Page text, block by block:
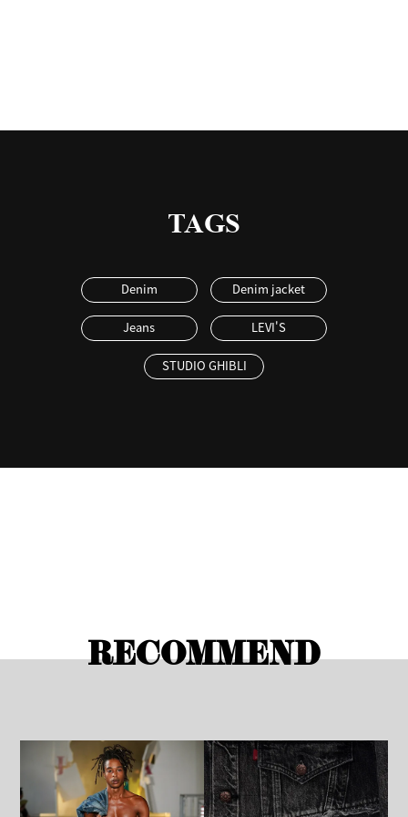
TAGS
Denim Denim jacket
Jeans LEVI'S
STUDIO GHIBLI
RECOMMEND